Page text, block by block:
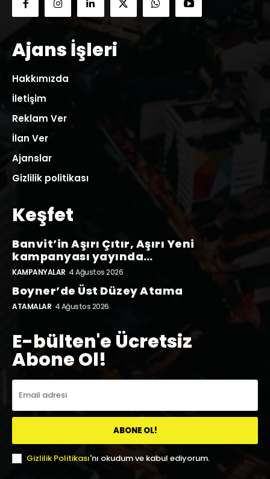
Ajans İşleri
Hakkımızda
İletişim
Reklam Ver
İlan Ver
Ajanslar
Gizlilik politikası
Keşfet
Banvit’in Aşırı Çıtır, Aşırı Yeni
kampanyası yayında…
KAMPANYALAR 4 Ağustos 2026
Boyner’de Üst Düzey Atama
ATAMALAR 4 Ağustos 2026
E-bülten'e Ücretsiz
Abone Ol!
ABONE OL!
Gizlilik Politikası'nı okudum ve kabul ediyorum.